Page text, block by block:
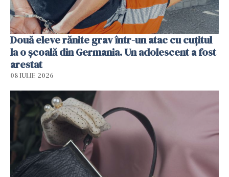
Două eleve rănite grav într-un atac cu cuțitul
la o școală din Germania. Un adolescent a fost
arestat
08 IULIE 2026